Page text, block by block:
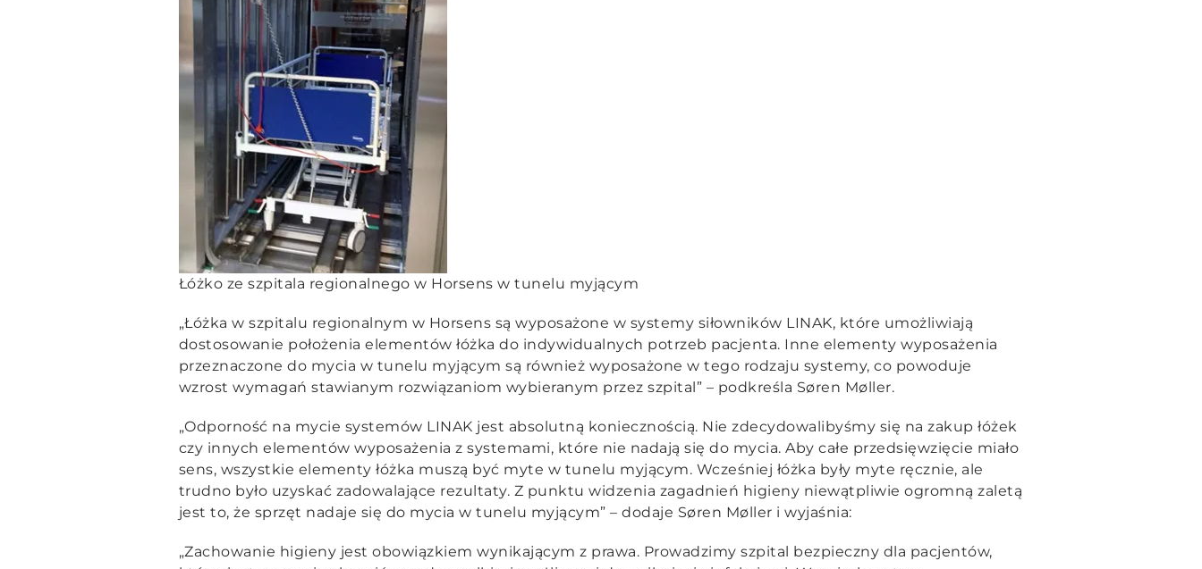
Łóżko ze szpitala regionalnego w Horsens w tunelu myjącym
„Łóżka w szpitalu regionalnym w Horsens są wyposażone w systemy siłowników LINAK, które umożliwiają
dostosowanie położenia elementów łóżka do indywidualnych potrzeb pacjenta. Inne elementy wyposażenia
przeznaczone do mycia w tunelu myjącym są również wyposażone w tego rodzaju systemy, co powoduje
wzrost wymagań stawianym rozwiązaniom wybieranym przez szpital” – podkreśla Søren Møller.
„Odporność na mycie systemów LINAK jest absolutną koniecznością. Nie zdecydowalibyśmy się na zakup łóżek
czy innych elementów wyposażenia z systemami, które nie nadają się do mycia. Aby całe przedsięwzięcie miało
sens, wszystkie elementy łóżka muszą być myte w tunelu myjącym. Wcześniej łóżka były myte ręcznie, ale
trudno było uzyskać zadowalające rezultaty. Z punktu widzenia zagadnień higieny niewątpliwie ogromną zaletą
jest to, że sprzęt nadaje się do mycia w tunelu myjącym” – dodaje Søren Møller i wyjaśnia:
„Zachowanie higieny jest obowiązkiem wynikającym z prawa. Prowadzimy szpital bezpieczny dla pacjentów,